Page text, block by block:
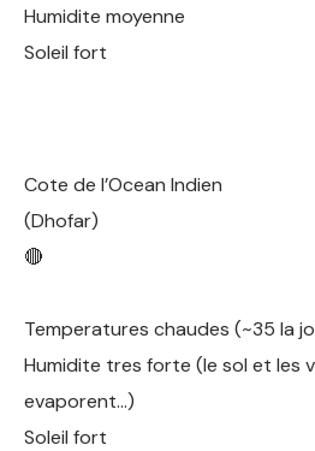
Humidite moyenne
Soleil fort
Cote de l’Ocean Indien
(Dhofar)
🔴
Temperatures chaudes (~35 la
Humidite tres forte (le sol et les
evaporent…)
Soleil fort